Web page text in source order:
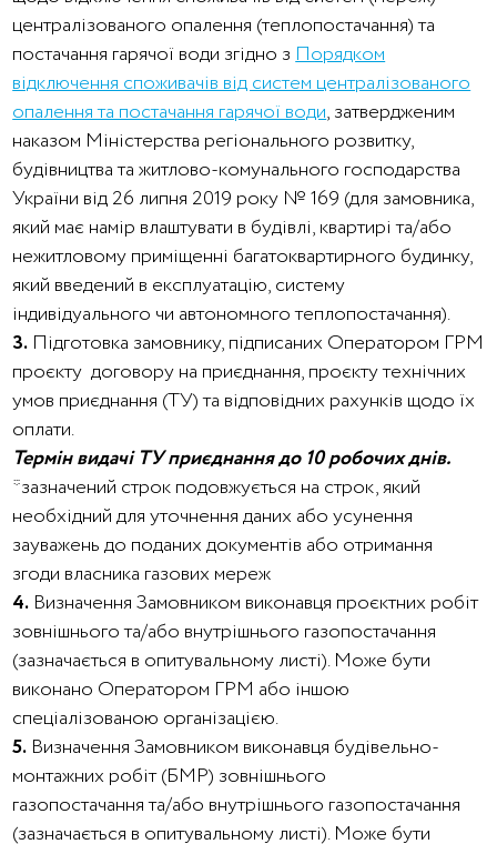
централізованого опалення (теплопостачання) та
постачання гарячої води згідно зПорядком
відключення споживачів від систем централізованого
опалення та постачання гарячої води, затвердженим
наказом Міністерства регіонального розвитку,
будівництва та житлово-комунального господарства
України від 26 липня 2019 року № 169 (для замовника,
який має намір влаштувати в будівлі, квартирі та/або
нежитловому приміщенні багатоквартирного будинку,
який введений в експлуатацію, систему
індивідуального чи автономного теплопостачання).
3. Підготовка замовнику, підписаних Оператором ГРМ
проєкту договору на приєднання, проєкту технічних
умов приєднання (ТУ) та відповідних рахунків щодо їх
оплати.
Термін видачі ТУ приєднання до 10 робочих днів.
*зазначений строк подовжується на строк, який
необхідний для уточнення даних або усунення
зауважень до поданих документів або отримання
згоди власника газових мереж
4. Визначення Замовником виконавця проєктних робіт
зовнішнього та/або внутрішнього газопостачання
(зазначається в опитувальному листі). Може бути
виконано Оператором ГРМ або іншою
спеціалізованою організацією.
5. Визначення Замовником виконавця будівельно-
монтажних робіт (БМР) зовнішнього
газопостачаннята/або внутрішнього газопостачання
(зазначається в опитувальному листі). Може бути